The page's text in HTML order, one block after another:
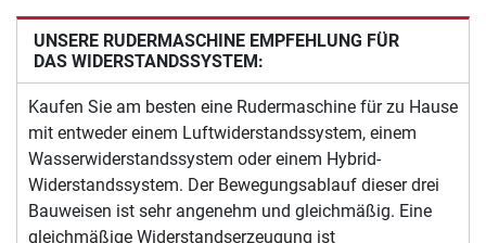
UNSERE RUDERMASCHINE EMPFEHLUNG FÜR
DAS WIDERSTANDSSYSTEM:
Kaufen Sie am besten eine Rudermaschine für zu Hause
mit entweder einem Luftwiderstandssystem, einem
Wasserwiderstandssystem oder einem Hybrid-
Widerstandssystem. Der Bewegungsablauf dieser drei
Bauweisen ist sehr angenehm und gleichmäßig. Eine
gleichmäßige Widerstandserzeugung ist